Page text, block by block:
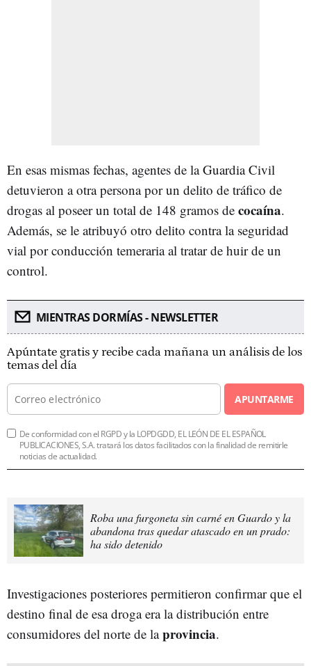
En esas mismas fechas, agentes de la Guardia Civil
detuvieron a otra persona por un delito de tráfico de
drogas al poseer un total de 148 gramos de cocaína.
Además, se le atribuyó otro delito contra la seguridad
vial por conducción temeraria al tratar de huir de un
control.
MIENTRAS DORMÍAS - NEWSLETTER
Apúntate gratis y recibe cada mañana un análisis de los
temas del día
APUNTARME
De conformidad con el RGPD y la LOPDGDD, EL LEÓN DE EL ESPAÑOL
PUBLICACIONES, S.A. tratará los datos facilitados con la finalidad de remitirle
noticias de actualidad.
Roba una furgoneta sin carné en Guardo y la
abandona tras quedar atascado en un prado:
ha sido detenido
Investigaciones posteriores permitieron confirmar que el
destino final de esa droga era la distribución entre
consumidores del norte de laprovincia.